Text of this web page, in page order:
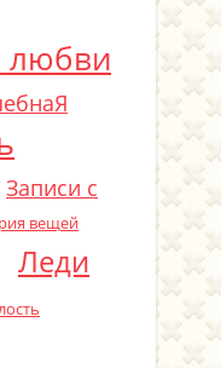
любви
Записи с
вещей
Леди